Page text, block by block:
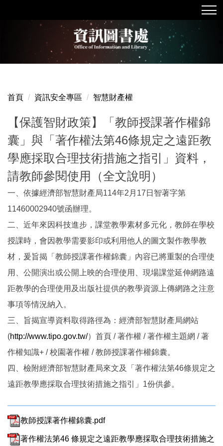
首頁 資訊安全專區 智慧財產權
【保護智財政策】「教師授課著作權錦
囊」與「著作權法第46條規定之遠距教
學應採取合理技術措施之指引」資料，
請教師參閱使用（全文說明）
一、依據經濟部智慧財產局114年2月17日智著字第
11460002940號函辦理。
二、近年來因科技進步，課堂教學素材多元化，教師在學校
授課時，會因教學需要影印或利用他人的圖文製作教學教
材，爰旨揭「教師授課著作權錦囊」內容已將重製的合理使
用、公開演出或公開上映的合理使用、現場課堂延伸網路遠
距教學的合理使用及出版社提供的教學資源上傳網路之注意
事項等情況納入。
三、旨揭宣導資料取得路徑為：經濟部智慧財產局網站
(http://www.tipo.gov.tw/）首頁 / 著作權 / 著作權主題網 / 著
作權知識+ / 校園著作權 / 教師授課著作權錦囊。
四、檢附經濟部智慧財產局來文及「著作權法第46條規定之
遠距教學應採取合理技術措施之指引」1份供參。
教師授課著作權錦囊.pdf
著作權法第46 條規定之遠距教學應採取合理技術措施之